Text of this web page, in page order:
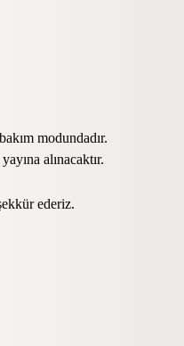
modundadır.
alınacaktır.
ederiz.